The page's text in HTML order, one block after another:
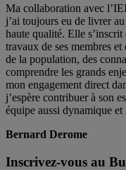
Ma collaboration avec
j’ai toujours eu de livrer
haute qualité. Elle s’inscrit
travaux de ses membres
de la population, des
comprendre les grands
mon engagement direct
j’espère contribuer à son
équipe aussi dynamique
Bernard Derome
Inscrivez-vous au